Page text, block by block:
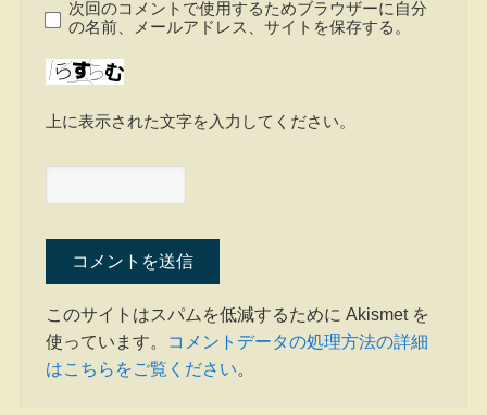
次回のコメントで使用するためブラウザーに自分
の名前、メールアドレス、サイトを保存する。
上に表示された文字を入力してください。
このサイトはスパムを低減するために Akismet を
使っています。
コメントデータの処理方法の詳細
はこちらをご覧ください。